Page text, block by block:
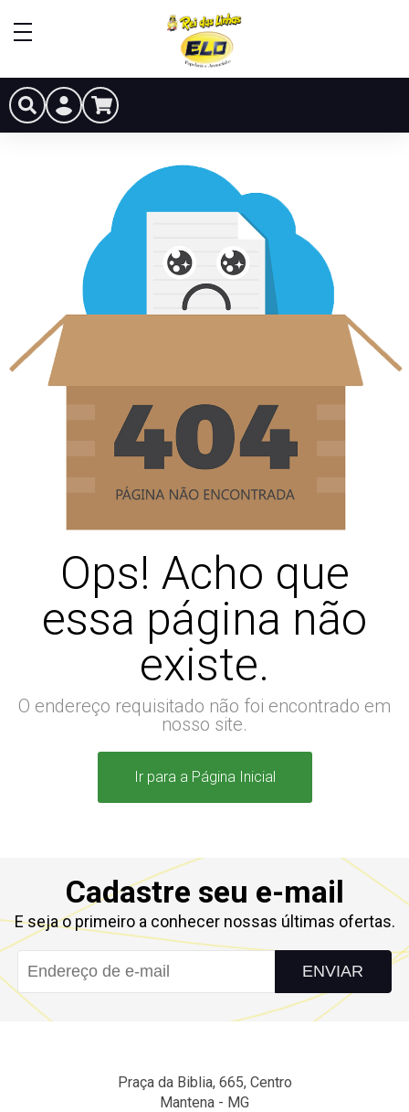
Ops! Acho que
essa página não
existe.
O endereço requisitado não foi encontrado em
nosso site.
Ir para a Página Inicial
Cadastre seu e-mail
E seja o primeiro a conhecer nossas últimas ofertas.
ENVIAR
Praça da Biblia, 665, Centro
Mantena - MG